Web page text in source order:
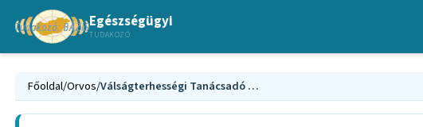
Egészségügyi
TUDAKOZÓ
Főoldal/Orvos/ Válságterhességi Tanácsadó Központ